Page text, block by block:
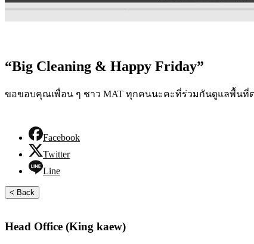
“Big Cleaning & Happy Friday”
ขอขอบคุณเพื่อน ๆ ชาว MAT ทุกคนนะคะที่ร่วมกันดูแลพื้นที่ต
Facebook
Twitter
Line
< Back
Head Office (King kaew)